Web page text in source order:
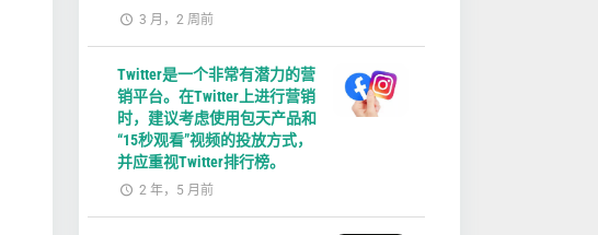
3 月，2 周前
Twitter是一个非常有潜力的营
销平台。在Twitter上进行营销
时，建议考虑使用包天产品和
“15秒观看”视频的投放方式，
并应重视Twitter排行榜。
2 年，5 月前